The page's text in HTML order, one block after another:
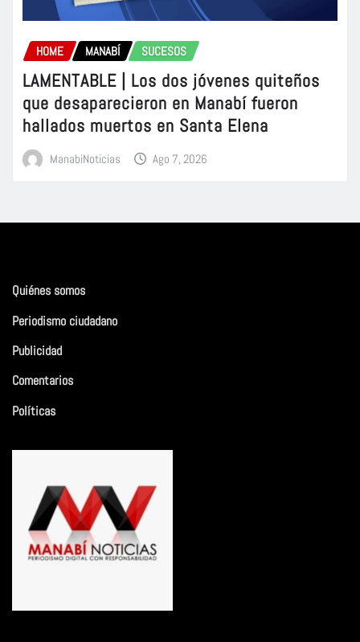
HOME MANABÍ SUCESOS
LAMENTABLE | Los dos jóvenes quiteños
que desaparecieron en Manabí fueron
hallados muertos en Santa Elena
ManabiNoticias Ago 7, 2026
Quiénes somos
Periodismo ciudadano
Publicidad
Comentarios
Políticas